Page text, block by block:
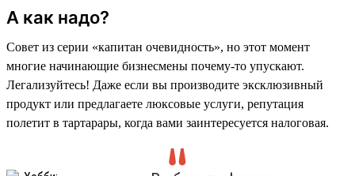
А как надо?
Совет из серии «капитан очевидность», но этот момент
многие начинающие бизнесмены почему-то упускают.
Легализуйтесь! Даже если вы производите эксклюзивный
продукт или предлагаете люксовые услуги, репутация
полетит в тартарары, когда вами заинтересуется налоговая.